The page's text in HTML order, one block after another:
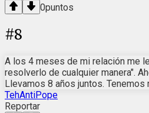
0puntos
#8
A los 4 meses de mi relación me
resolverlo de cualquier manera".
Llevamos 8 años juntos.
TehAntiPope
Reportar